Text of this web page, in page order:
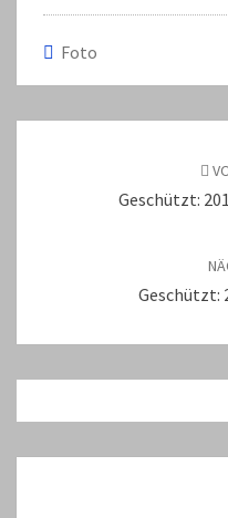
Foto
Geschützt:
Geschützt: